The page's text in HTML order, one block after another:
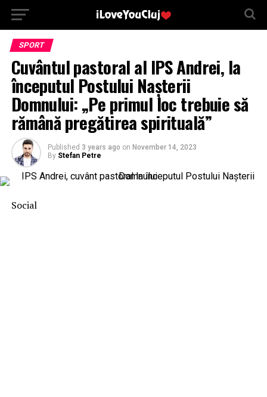
SPORT
Cuvântul pastoral al IPS Andrei, la
începutul Postului Nașterii
Domnului: „Pe primul loc trebuie să
rămână pregătirea spirituală”
Published 3 years ago on November 14, 2023
By Stefan Petre
Social